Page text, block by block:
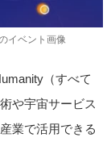
イベント画像
（すべて
や宇宙サービス
業で活用できる